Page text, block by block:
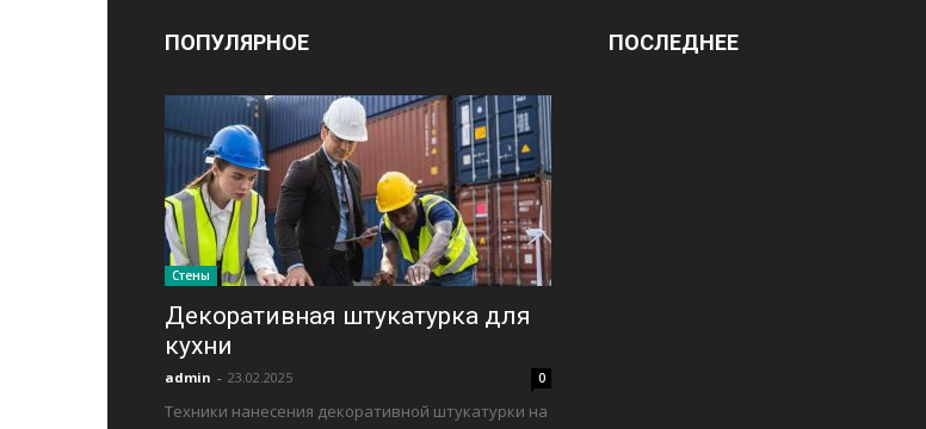
ПОПУЛЯРНОЕ
Стены
Декоративная штукатурка для
кухни
admin - 23.02.2025 0
Техники нанесения декоративной штукатурки на
ПОСЛЕДНЕЕ